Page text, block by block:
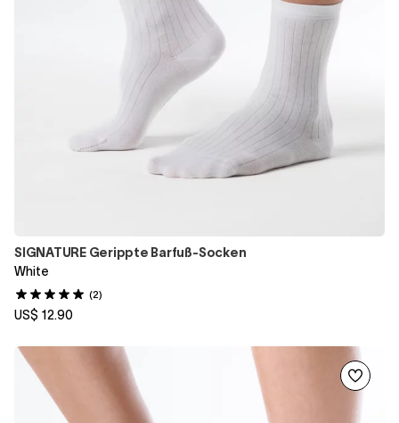
SIGNATURE Gerippte Barfuß-Socken
White
(2)
US$ 12.90